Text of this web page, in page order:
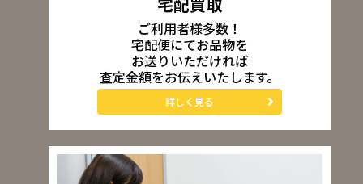
ご利用者様多数！
宅配便にてお品物を
お送りいただければ
査定金額をお伝えいたします。
詳しく見る